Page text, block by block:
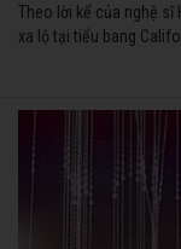
Theo lời kể của nghệ sĩ
xa lộ tại tiểu bang